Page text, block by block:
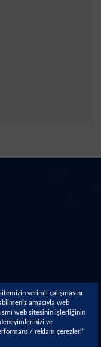
verimli çalışmasını
amacıyla web
web sitesinin işlerliğinin
ve
/ reklam çerezleri”